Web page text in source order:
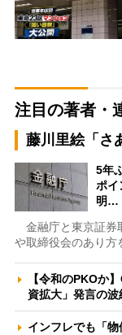
注目の著者・
藤川里絵「さ
5年
ポイ
明…
金融庁と東京証券
や取締役会のあり方
【令和のPKOか
資拡大」発言の
インフレでも「